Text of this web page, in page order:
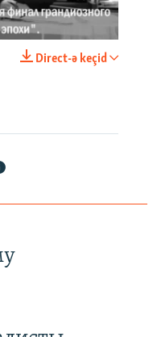
Direct-ə keçid
EMBED